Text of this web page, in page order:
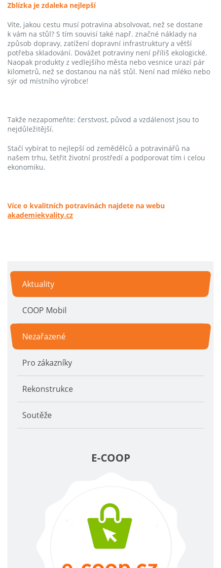
Zblízka je zdaleka nejlepší
Víte, jakou cestu musí potravina absolvovat, než se dostane
k vám na stůl? S tím souvisí také např. značné náklady na
způsob dopravy, zatížení dopravní infrastruktury a větší
potřeba skladování. Dovážet potraviny není příliš ekologické.
Naopak produkty z vedlejšího města nebo vesnice urazí pár
kilometrů, než se dostanou na náš stůl. Není nad mléko nebo
sýr od místního výrobce!
Takže nezapomeňte: čerstvost, původ a vzdálenost jsou to
nejdůležitější.
Stačí vybírat to nejlepší od zemědělců a potravinářů na
našem trhu, šetřit životní prostředí a podporovat tím i celou
ekonomiku.
Více o kvalitních potravinách najdete na webu
akademiekvality.cz
Aktuality
COOP Mobil
Nezařazené
Pro zákazníky
Rekonstrukce
Soutěže
E-COOP